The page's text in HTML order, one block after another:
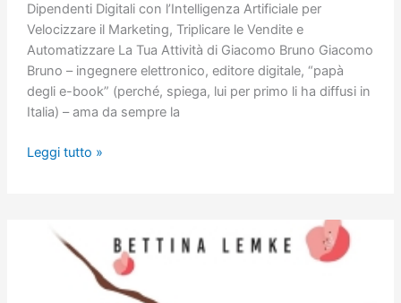
Dipendenti Digitali con l’Intelligenza Artificiale per
Velocizzare il Marketing, Triplicare le Vendite e
Automatizzare La Tua Attività di Giacomo Bruno Giacomo
Bruno – ingegnere elettronico, editore digitale, “papà
degli e-book” (perché, spiega, lui per primo li ha diffusi in
Italia) – ama da sempre la
Agenti
business
Leggi tutto »